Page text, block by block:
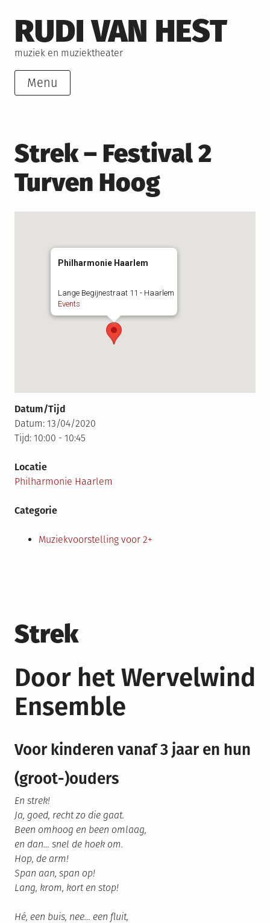
to
content
RUDI VAN HEST
muziek en muziektheater
Menu
Strek – Festival 2
Turven Hoog
Philharmonie Haarlem
Lange Begijnestraat 11 - Haarlem
Events
Datum/Tijd
Datum: 13/04/2020
Tijd: 10:00 - 10:45
Locatie
Philharmonie Haarlem
Categorie
Muziekvoorstelling voor 2+
Strek
Door het Wervelwind
Ensemble
Voor kinderen vanaf 3 jaar en hun
(groot-)ouders
En strek!
Ja, goed, recht zo die gaat.
Been omhoog en been omlaag,
en dan… snel de hoek om.
Hop, de arm!
Span aan, span op!
Lang, krom, kort en stop!
Hé, een buis, nee… een fluit,